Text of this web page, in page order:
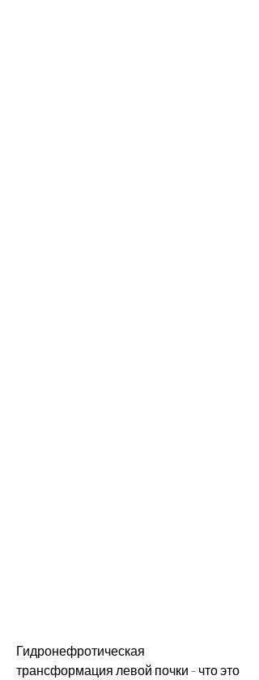
Гидронефротическая
трансформация левой почки - что это